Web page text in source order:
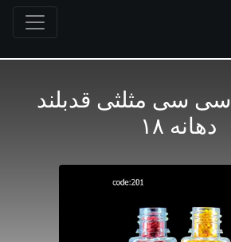
بطری ۶۰ سی سی مثلثی قدبلند
دهانه ۱۸